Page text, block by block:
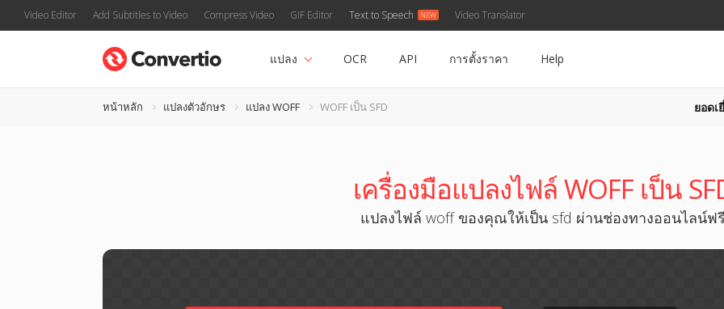
Video Editor Add Subtitles to Video Compress Video GIF Editor Text to Speech Video Translator
แปลง OCR API การตั้งราคา Help
หน้าหลัก แปลงตัวอักษร แปลง WOFF WOFF เป็น SFD ยอดเ
เครื่องมือแปลงไฟล์ WOFF เป็น
แปลงไฟล์ woff ของคุณให้เป็น sfd ผ่านช่องทางออนไลน์ฟรี